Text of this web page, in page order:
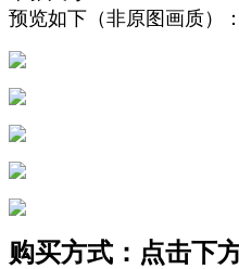
预览如下（非原图画质）：
购买方式：点击下